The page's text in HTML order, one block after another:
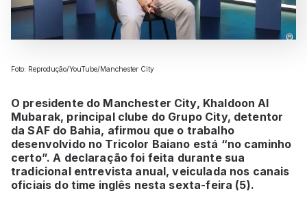
Foto: Reprodução/YouTube/Manchester City
O presidente do Manchester City, Khaldoon Al
Mubarak, principal clube do Grupo City, detentor
da SAF do Bahia, afirmou que o trabalho
desenvolvido no Tricolor Baiano está “no caminho
certo”. A declaração foi feita durante sua
tradicional entrevista anual, veiculada nos canais
oficiais do time inglês nesta sexta-feira (5).